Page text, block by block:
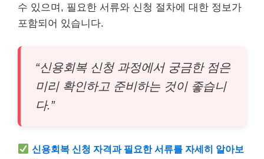
수 있으며, 필요한 서류와 신청 절차에 대한 정보가
포함되어 있습니다.
“신용회복 신청 과정에서 궁금한 점은
미리 확인하고 준비하는 것이 좋습니
다.”
신용회복 신청 자격과 필요한 서류를 자세히 알아보